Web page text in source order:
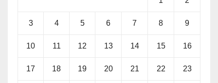
3 4 5 6 7 8 9
10 11 12 13 14 15 16
17 18 19 20 21 22 23